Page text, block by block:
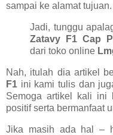
sampai ke alamat tujuan.
Jadi, tunggu
Zatavy F1 Cap
dari toko online
Nah, itulah dia artikel
F1 ini kami tulis dan
Semoga artikel kali ini
positif serta bermanfaat
Jika masih ada hal –